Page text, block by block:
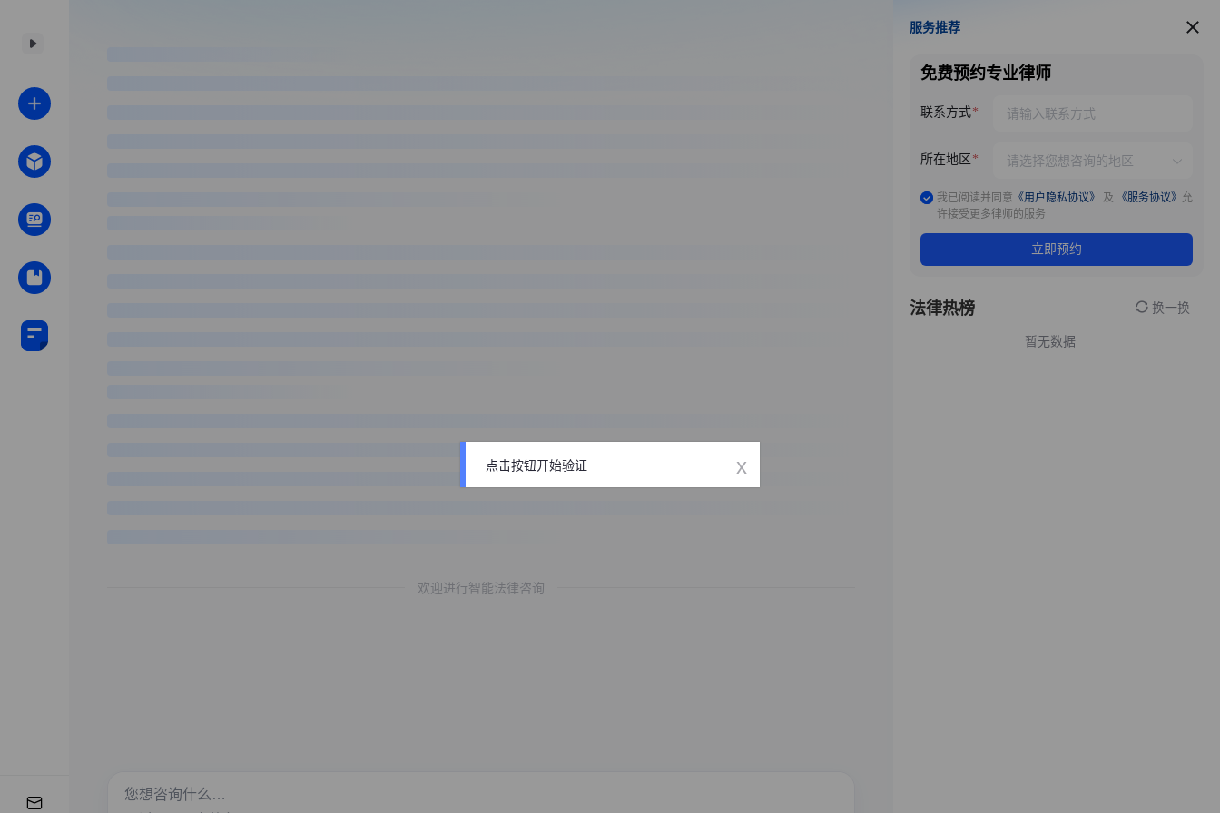
欢迎进行智能法律咨询
服务推荐
服务推荐
免费预约专业律师
联系方式
所在地区
我已阅读并同意 《用户隐私协议》 及 《服务协议》 允
许接受更多律师的服务
立即预约
法律热榜 换一换
暂无数据
点击按钮开始验证 x